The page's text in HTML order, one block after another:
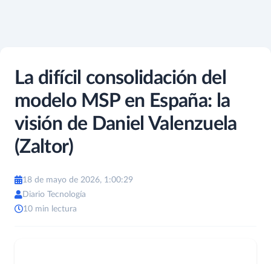
La difícil consolidación del
modelo MSP en España: la
visión de Daniel Valenzuela
(Zaltor)
18 de mayo de 2026, 1:00:29
Diario Tecnología
10 min lectura